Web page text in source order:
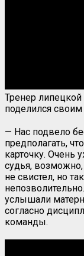
Тренер
поделился
— Нас подвело
предполагать,
карточку. Очень
судья,
не свистел, но
услышали
согласно
команды.